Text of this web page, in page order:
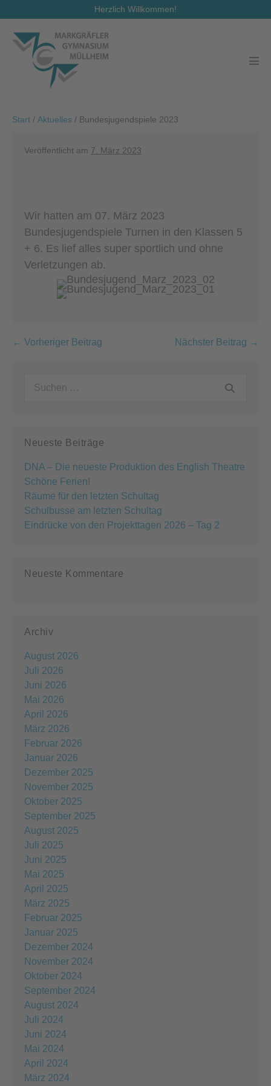
Inhalt
springen
Herzlich Willkommen!
Start / Aktuelles / Bundesjugendspiele 2023
Veröffentlicht am 7. März 2023
Wir hatten am 07. März 2023
Bundesjugendspiele Turnen in den Klassen 5
+ 6. Es lief alles super sportlich und ohne
Verletzungen ab.
Beitragsnavigation
← Vorheriger Beitrag Nächster Beitrag →
Neueste Beiträge
DNA – Die neueste Produktion des English Theatre
Schöne Ferien!
Räume für den letzten Schultag
Schulbusse am letzten Schultag
Eindrücke von den Projekttagen 2026 – Tag 2
Neueste Kommentare
Archiv
August 2026
Juli 2026
Juni 2026
Mai 2026
April 2026
März 2026
Februar 2026
Januar 2026
Dezember 2025
November 2025
Oktober 2025
September 2025
August 2025
Juli 2025
Juni 2025
Mai 2025
April 2025
März 2025
Februar 2025
Januar 2025
Dezember 2024
November 2024
Oktober 2024
September 2024
August 2024
Juli 2024
Juni 2024
Mai 2024
April 2024
März 2024